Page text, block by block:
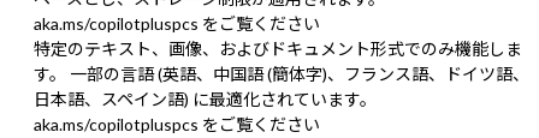
aka.ms/copilotpluspcs をご覧ください
特定のテキスト、画像、およびドキュメント形式でのみ機能しま
す。 一部の言語 (英語、中国語 (簡体字)、フランス語、ドイツ語、
日本語、スペイン語) に最適化されています。
aka.ms/copilotpluspcs をご覧ください